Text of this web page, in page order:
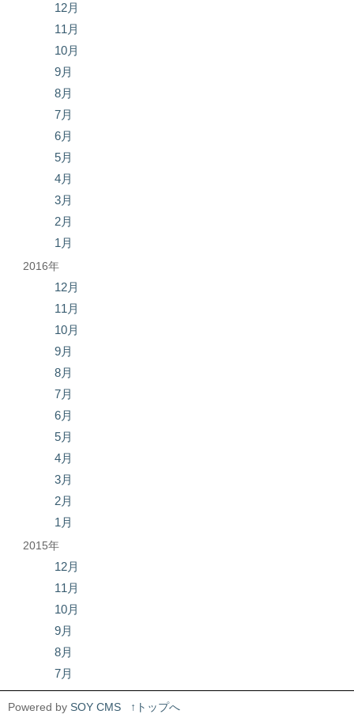
12月
11月
10月
9月
8月
7月
6月
5月
4月
3月
2月
1月
2016年
12月
11月
10月
9月
8月
7月
6月
5月
4月
3月
2月
1月
2015年
12月
11月
10月
9月
8月
7月
Powered by SOY CMS ↑トップへ